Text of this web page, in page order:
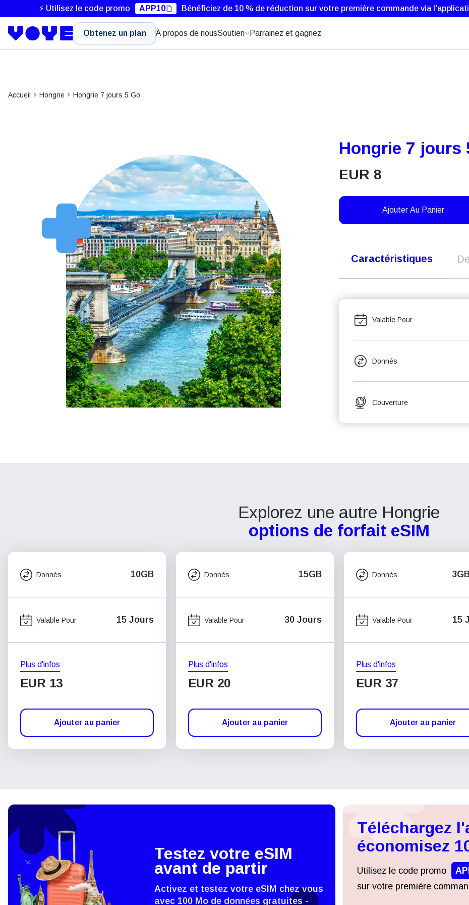
⚡ Utilisez le code promo APP10 Bénéficiez de 10 % de réduction sur votre première commande via
Obtenez un plan À propos de nousSoutien Parrainez et gagnez
Accueil Hongrie Hongrie 7 jours 5 Go
Hongrie 7 jours
EUR 8
Ajouter Au Panier
Caractéristiques
Valable Pour
Donnés
Couverture
Explorez une autre Hongrie
options de forfait eSIM
Donnés 10GB
Valable Pour 15 Jours
Plus d'infos
EUR 13
Ajouter au panier
Donnés 15GB
Valable Pour 30 Jours
Plus d'infos
EUR 20
Ajouter au panier
Donnés
Valable Pour 15
Plus d'infos
EUR 37
Ajouter au panier
Testez votre eSIM
avant de partir
Activez et testez votre eSIM chez vous
avec 100 Mo de données gratuites -
Téléchargez
économisez
Utilisez le code promo
sur votre première